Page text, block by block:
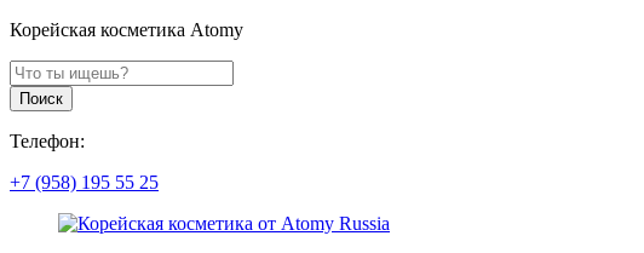
Корейская косметика Atomy
Поиск
продуктов
Поиск
Телефон:
+7 (958) 195 55 25